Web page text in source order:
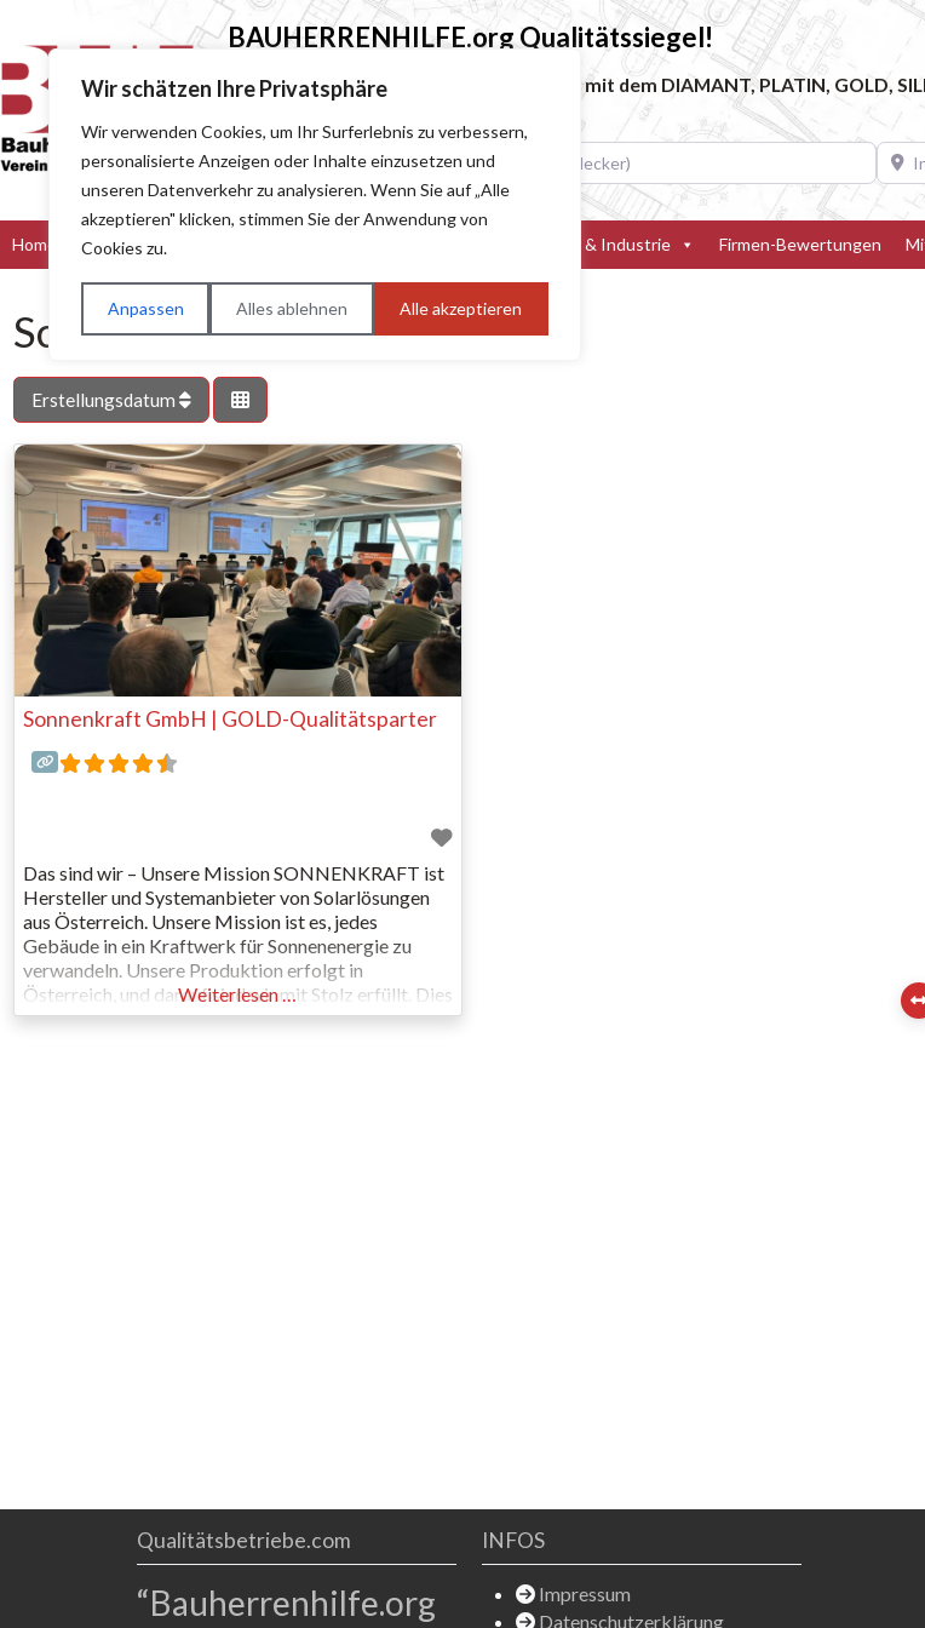
Wir schätzen Ihre Privatsphäre
Wir verwenden Cookies, um Ihr Surferlebnis zu verbessern,
personalisierte Anzeigen oder Inhalte einzusetzen und
unseren Datenverkehr zu analysieren. Wenn Sie auf „Alle
akzeptieren" klicken, stimmen Sie der Anwendung von
Cookies zu.
Anpassen Alles ablehnen Alle akzeptieren
BAUHERRENHILFE.orgQualitätssiegel!
Sie finden hier nur Qualitätsbetriebe, die mit dem DIAMANT, PLATIN, GOLD,
Suchen nach (z.B. Baumeister oder Dachdecker) In der
Home Bau & Handwerk Hersteller & Industrie Firmen-Bewertungen
Schlagwort: Wechselrichter
Erstellungsdatum
Sonnenkraft GmbH | GOLD-Qualitätsparter
Das sind wir – Unsere Mission SONNENKRAFT ist
Hersteller und Systemanbieter von Solarlösungen
aus Österreich. Unsere Mission ist es, jedes
Gebäude in ein Kraftwerk für Sonnenenergie zu
verwandeln. Unsere Produktion erfolgt in
Österreich, und darauf sind wir mit Stolz erfüllt. Dies
stellt sicher, dass die Wertschöpfung im Land bleibt
Weiterlesen …
Qualitätsbetriebe.com
“Bauherrenhilfe.org
INFOS
Impressum
Datenschutzerklärung